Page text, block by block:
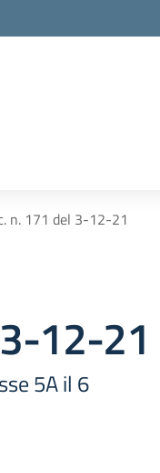
n. 171 del 3-12-21
12-21
5A il 6